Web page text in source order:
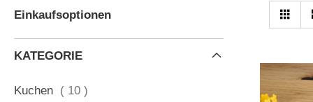
Einkaufsoptionen
KATEGORIE
Kuchen 10 Artikel